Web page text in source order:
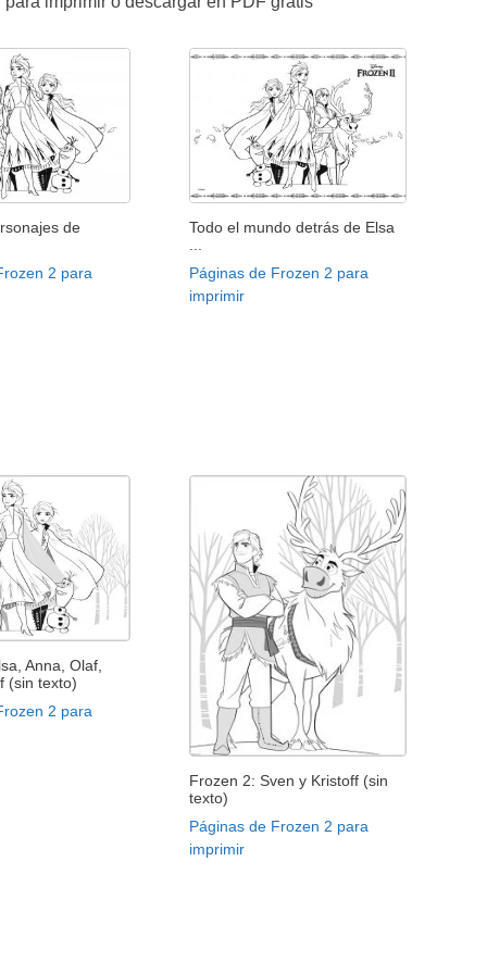
de
2 para
Todo el mundo detrás de Elsa
Páginas de Frozen 2 para
imprimir
Anna, Olaf,
(sin texto)
2 para
Frozen 2: Sven y Kristoff (sin
texto)
Páginas de Frozen 2 para
imprimir